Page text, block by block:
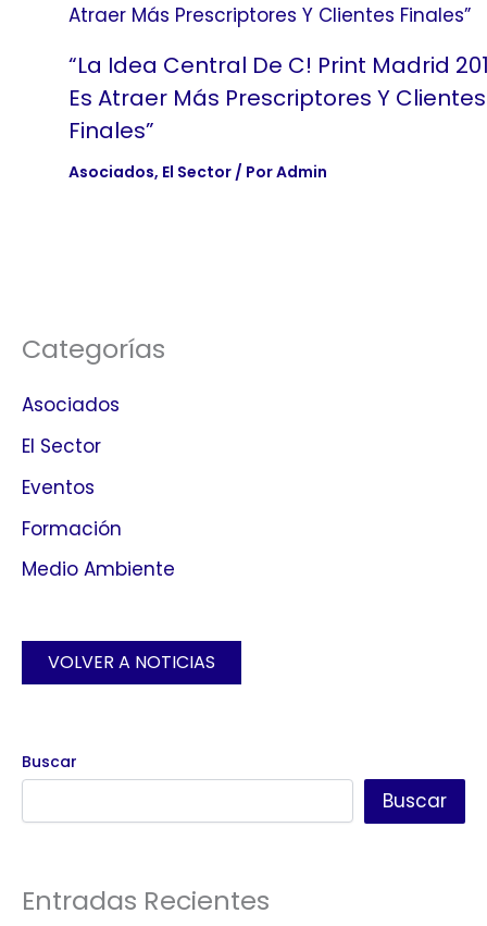
“La Idea Central De C! Print Madrid
Es Atraer Más Prescriptores Y Clientes
Finales”
Asociados, El Sector/ PorAdmin
Categorías
Asociados
El Sector
Eventos
Formación
Medio Ambiente
VOLVER A NOTICIAS
Buscar
Buscar
Entradas Recientes